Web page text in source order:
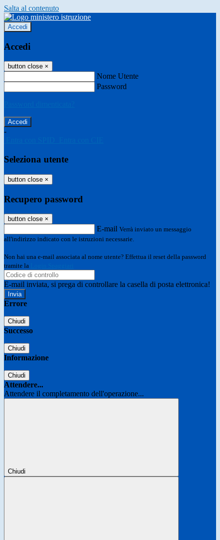
Salta al contenuto
Accedi
Accedi
button close ×
Nome Utente
Password
-
Seleziona utente
button close ×
Recupero password
button close ×
E-mail Verrà inviato un messaggio
all'indirizzo indicato con le istruzioni necessarie.
Non hai una e-mail associata al nome utente? Effettua il reset della password
tramite la
E-mail inviata, si prega di controllare la casella di posta elettronica!
Errore
Chiudi
Successo
Chiudi
Informazione
Chiudi
Attendere...
Attendere il completamento dell'operazione...
Chiudi